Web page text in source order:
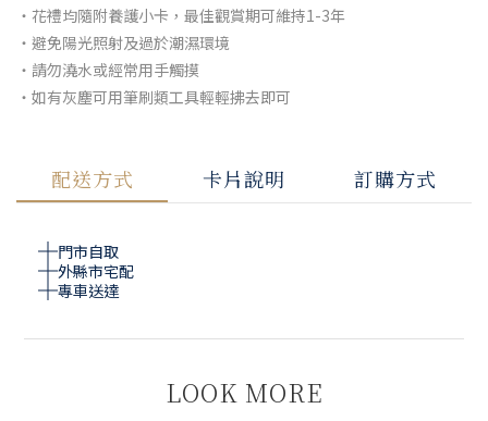
・花禮均隨附養護小卡，最佳觀賞期可維持1-3年
・避免陽光照射及過於潮濕環境
・請勿澆水或經常用手觸摸
・如有灰塵可用筆刷類工具輕輕拂去即可
配送方式 卡片說明 訂購方式
門市自取
外縣市宅配
專車送達
LOOK MORE